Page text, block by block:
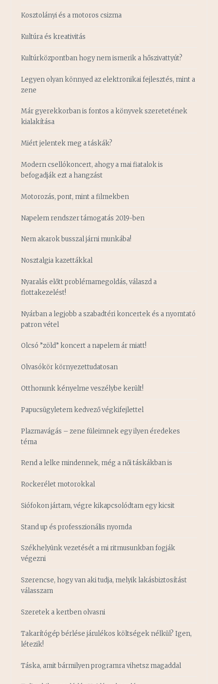
Kosztolányi és a motoros csizma
Kultúra és kreativitás
Kultúrközpontban hogy nem ismerik a hőszivattyút?
Legyen olyan könnyed az elektronikai fejlesztés, mint a
zene
Már gyerekkorban is fontos a könyvek szeretetének
kialakítása
Miért jelentek meg a táskák?
Modern csellókoncert, ahogy a mai fiatalok is
befogadják ezt a hangzást
Motorozás, pont, mint a filmekben
Napelem rendszer támogatás 2019-ben
Nem akarok busszal járni munkába!
Nosztalgia kazettákkal
Nyaralás előtt problémamegoldás, válaszd a
flottakezelést!
Nyárban a legjobb a szabadtéri koncertek és a nyomtató
patron vétel
Olcsó ”zöld” koncert a napelem ár miatt!
Olvasókör környezettudatosan
Otthonunk kényelme veszélybe került!
Papucsügyletem kedvező végkifejlettel
Plazmavágás – zene füleimnek egy ilyen éredekes
téma
Rend a lelke mindennek, még a női táskákban is
Rockerélet motorokkal
Siófokon jártam, végre kikapcsolódtam egy kicsit
Stand up és professzionális nyomda
Székhelyünk vezetését a mi ritmusunkban fogják
végezni
Szerencse, hogy van aki tudja, melyik lakásbiztosítást
válasszam
Szeretek a kertben olvasni
Takarítógép bérlése járulékos költségek nélkül? Igen,
létezik!
Táska, amit bármilyen programra vihetsz magaddal